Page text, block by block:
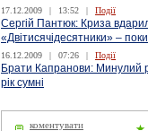
17.12.2009 | 13:52 | Події
Сергій Пантюк: Криза
«Двітисячідесятники» –
16.12.2009 | 07:26 | Події
Брати Капранови: Минулий
рік сумні
коментувати